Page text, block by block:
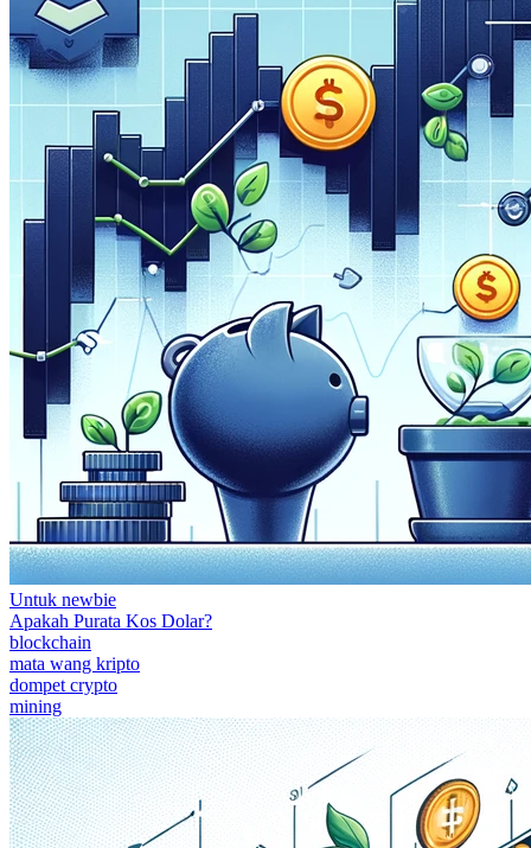
Untuk newbie
Apakah Purata Kos Dolar?
blockchain
mata wang kripto
dompet crypto
mining